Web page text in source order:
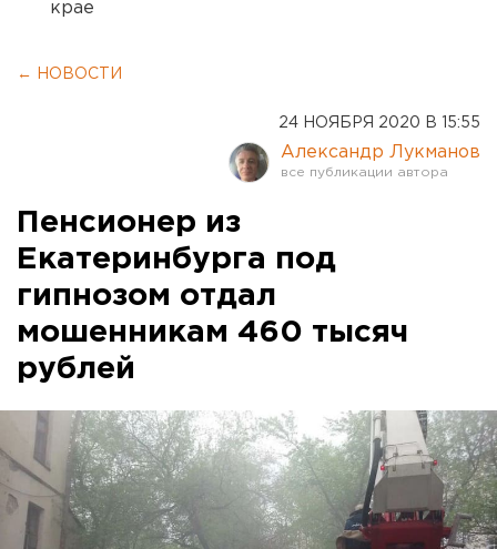
крае
← НОВОСТИ
24 НОЯБРЯ 2020 В 15:55
Александр Лукманов
Пенсионер из
Екатеринбурга под
гипнозом отдал
мошенникам 460 тысяч
рублей